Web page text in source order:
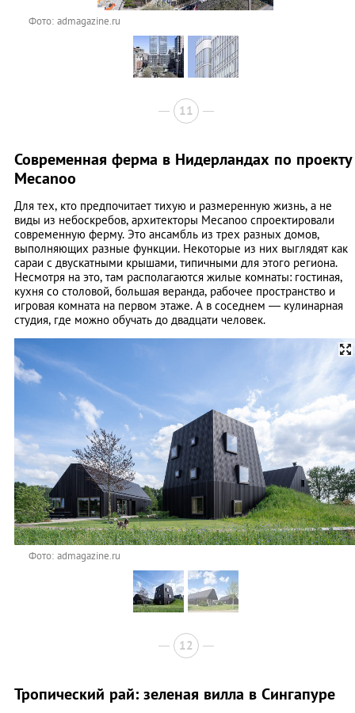
Фото: admagazine.ru
11
Современная ферма в Нидерландах по проекту
Mecanoo
Для тех, кто предпочитает тихую и размеренную жизнь, а не
виды из небоскребов, архитекторы Mecanoo спроектировали
современную ферму. Это ансамбль из трех разных домов,
выполняющих разные функции. Некоторые из них выглядят как
сараи с двускатными крышами, типичными для этого региона.
Несмотря на это, там располагаются жилые комнаты: гостиная,
кухня со столовой, большая веранда, рабочее пространство и
игровая комната на первом этаже. А в соседнем — кулинарная
студия, где можно обучать до двадцати человек.
Фото: admagazine.ru
12
Тропический рай: зеленая вилла в Сингапуре